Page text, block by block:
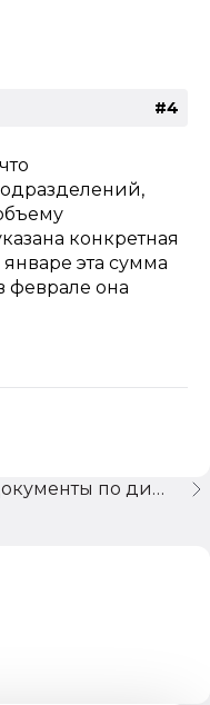
#4
конкретная
январе эта сумма
феврале она
Документы по дивидендам